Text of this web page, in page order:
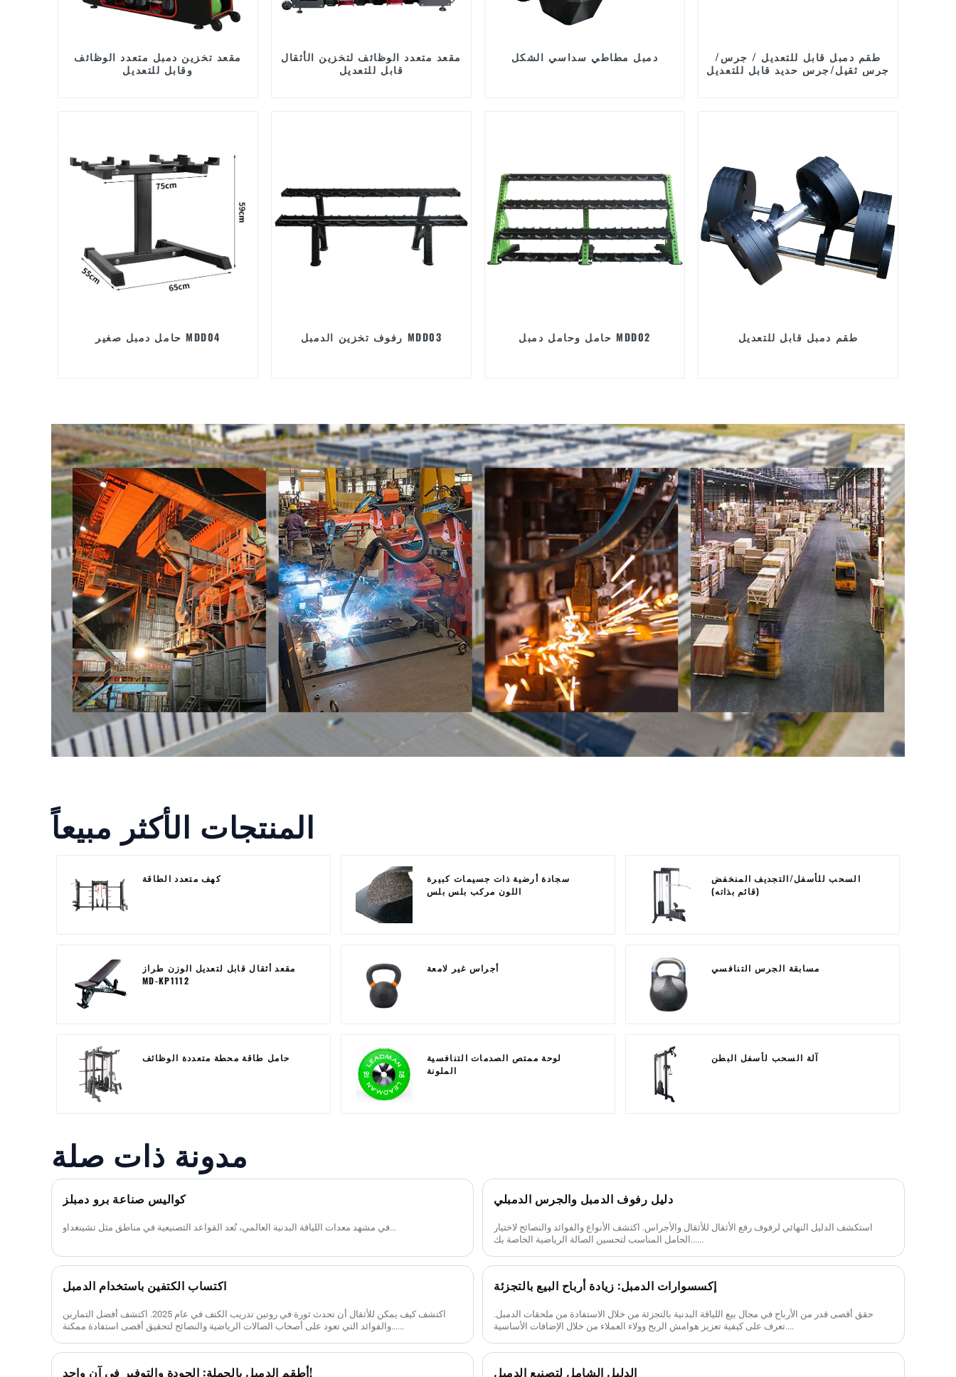
مقعد تخزين دمبل متعدد الوظائف
وقابل للتعديل
مقعد متعدد الوظائف لتخزين الأثقال
قابل للتعديل
دمبل مطاطي سداسي الشكل
طقم دمبل قابل للتعديل / جرس/
جرس ثقيل/جرس حديد قابل للتعديل
حامل دمبل صغير MDD04 رفوف تخزين الدمبل MDD03 حامل وحامل دمبل MDD02 طقم دمبل قابل للتعديل
المنتجات الأكثر مبيعاً
كهف متعدد الطاقة
سجادة أرضية ذات جسيمات كبيرة
اللون مركب بلس بلس
السحب للأسفل/التجديف المنخفض
(قائم بذاته)
مقعد أثقال قابل لتعديل الوزن طراز
MD-KP1112
أجراس غير لامعة مسابقة الجرس التنافسي
حامل طاقة محطة متعددة الوظائف
لوحة ممتص الصدمات التنافسية
الملونة
آلة السحب لأسفل البطن
مدونة ذات صلة
كواليس صناعة برو دمبلز
في مشهد معدات اللياقة البدنية العالمي، تُعد القواعد التصنيعية في مناطق مثل تشينغداو...
دليل رفوف الدمبل والجرس الدمبلي
استكشف الدليل النهائي لرفوف رفع الأثقال للأثقال والأجراس. اكتشف الأنواع والفوائد والنصائح لاختيار
الحامل المناسب لتحسين الصالة الرياضية الخاصة بك......
اكتساب الكتفين باستخدام الدمبل
اكتشف كيف يمكن للأثقال أن تحدث ثورة في روتين تدريب الكتف في عام 2025. اكتشف أفضل التمارين
والفوائد التي تعود على أصحاب الصالات الرياضية والنصائح لتحقيق أقصى استفادة ممكنة......
إكسسوارات الدمبل: زيادة أرباح البيع بالتجزئة
حقق أقصى قدر من الأرباح في مجال بيع اللياقة البدنية بالتجزئة من خلال الاستفادة من ملحقات الدمبل.
تعرف على كيفية تعزيز هوامش الربح وولاء العملاء من خلال الإضافات الأساسية....
أطقم الدمبل بالجملة: الجودة والتوفير في آن واحد! الدليل الشامل لتصنيع الدمبل